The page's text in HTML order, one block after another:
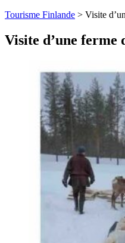
Tourisme Finlande > Visite
Visite d’une ferme